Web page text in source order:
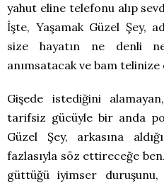
yahut eline telefonu alıp
İşte, Yaşamak Güzel Şey,
size hayatın ne denli
anımsatacak ve bam
Gişede istediğini
tarifsiz gücüyle bir anda
Güzel Şey, arkasına
fazlasıyla söz ettireceğe
güttüğü iyimser duruşunu,